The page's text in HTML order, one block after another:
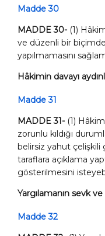
Madde 30
MADDE 30- (1)
ve düzenli bir
yapılmamasını
Hâkimin davayı
Madde 31
MADDE 31- (1)
zorunlu kıldığı
belirsiz yahut çelişkili
taraflara açıklama
gösterilmesini
Yargılamanın sevk
Madde 32